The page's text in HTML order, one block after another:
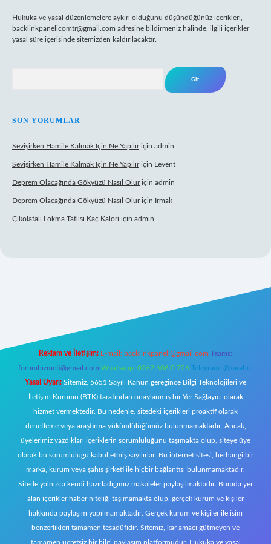
Hukuka ve yasal düzenlemelere aykırı olduğunu düşündüğünüz içerikleri,
backlinkpanelicomtr@gmail.com adresine bildirmeniz halinde, ilgili içerikler
yasal süre içerisinde sitemizden kaldırılacaktır.
SON YORUMLAR
Sevişirken Hamile Kalmak Için Ne Yapılıriçin admin
Sevişirken Hamile Kalmak Için Ne Yapılıriçin Levent
Deprem Olacağında Gökyüzü Nasıl Oluriçin admin
Deprem Olacağında Gökyüzü Nasıl Oluriçin Irmak
Çikolatalı Lokma Tatlısı Kaç Kalori için admin
Reklam ve İletişim: E-mail: backlinkpaneli@gmail.com Teams:
forumhizmeti@gmail.com Whatsapp: 0262 606 0 726 Telegram: @karabul
Yasal Uyarı: Sitemiz, 5651 Sayılı Kanun gereğince Bilgi Teknolojileri ve
İletişim Kurumu (BTK) tarafından onaylanmış bir Yer Sağlayıcı olarak
hizmet vermektedir. Bu nedenle, sitedeki içerikleri proaktif olarak
denetleme veya araştırma yükümlülüğümüz bulunmamaktadır. Ancak,
üyelerimiz yazdıkları içeriklerin sorumluluğunu taşımakta olup, siteye üye
olarak bu sorumluluğu kabul etmiş sayılırlar. Bu internet sitesi, herhangi bir
marka, kurum veya şahıs şirketi ile hiçbir bağlantısı bulunmamaktadır.
Sitede yalnızca kendi hazırladığımız makaleler paylaşılmaktadır. Burada yer
alan içerikler haber niteliği taşımamakta olup, gerçek kurum ve kişiler
hakkında paylaşım yapılmamaktadır. Gerçek kurum ve kişiler ile isim
benzerlikleri tamamen tesadüfidir. Sitemiz, kar amacı gütmeyen ve
tamamen ücretsiz bir bilgi paylaşım platformudur. Hukuka ve yasal